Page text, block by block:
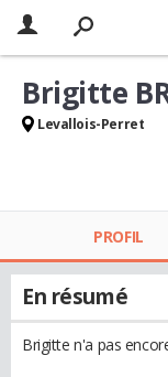
Brigitte
Levallois-Perret
PROFIL
En résumé
Brigitte n'a pas